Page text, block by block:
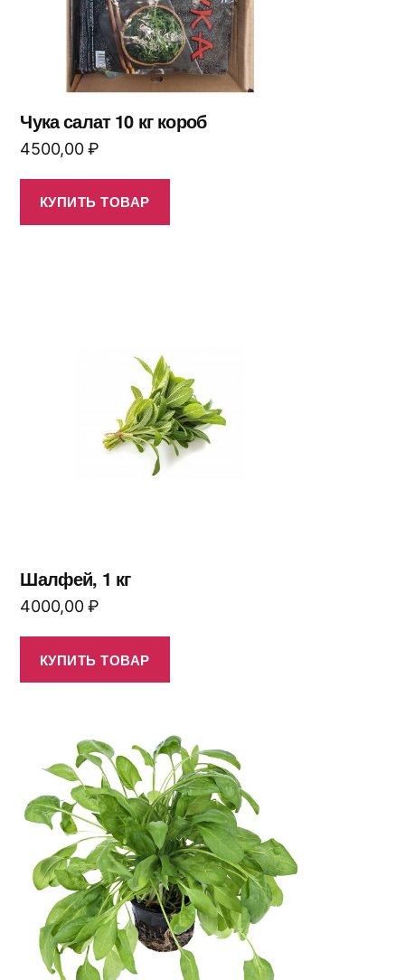
Чука салат 10 кг короб
4500,00₽
КУПИТЬ ТОВАР
Шалфей, 1 кг
4000,00₽
КУПИТЬ ТОВАР